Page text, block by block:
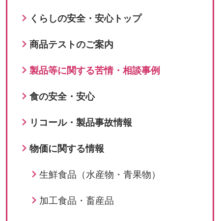
くらしの安全・安心トップ
商品テストのご案内
製品等に関する苦情・相談事例
食の安全・安心
リコール・製品事故情報
物価に関する情報
生鮮食品（水産物・青果物）
加工食品・畜産品